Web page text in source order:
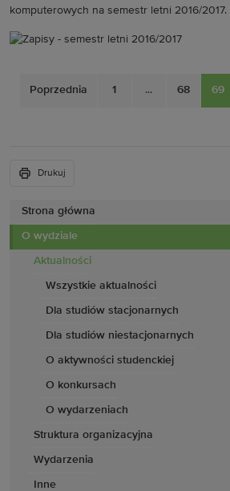
Strona główna
O wydziale
Aktualności
Wszystkie aktualności
Dla studiów stacjonarnych
Dla studiów niestacjonarnych
O aktywności studenckiej
O konkursach
O wydarzeniach
Struktura organizacyjna
Wydarzenia
Inne
komputerowych na semestr letni 2016/2017.
Poprzednia 1 ... 68 69
Drukuj